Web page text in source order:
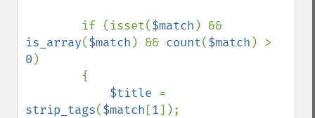
        if (isset(
$match
is_array($match ) && count($match
0 )
$title
strip_tags($match [1]);